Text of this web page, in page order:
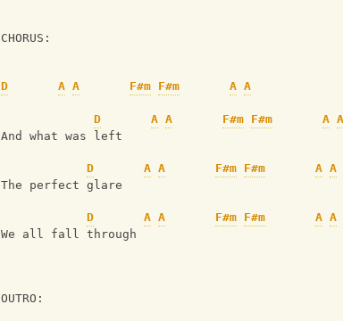
CHORUS:
D A A F#m F#m A A
D A A F#m F#m A A
And what was left
D A A F#m F#m A A
The perfect glare
D A A F#m F#m A A
We all fall through
OUTRO: